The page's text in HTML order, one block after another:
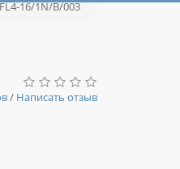
16/1N/B/003
/ Написать отзыв